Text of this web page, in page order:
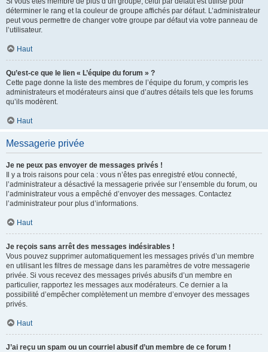
déterminer le rang et la couleur de groupe affichés par défaut. L’administrateur
peut vous permettre de changer votre groupe par défaut via votre panneau de
l’utilisateur.
Haut
Qu’est-ce que le lien « L’équipe du forum » ?
Cette page donne la liste des membres de l’équipe du forum, y compris les
administrateurs et modérateurs ainsi que d’autres détails tels que les forums
qu’ils modèrent.
Haut
Messagerie privée
Je ne peux pas envoyer de messages privés !
Il y a trois raisons pour cela : vous n’êtes pas enregistré et/ou connecté,
l’administrateur a désactivé la messagerie privée sur l’ensemble du forum, ou
l’administrateur vous a empêché d’envoyer des messages. Contactez
l’administrateur pour plus d’informations.
Haut
Je reçois sans arrêt des messages indésirables !
Vous pouvez supprimer automatiquement les messages privés d’un membre
en utilisant les filtres de message dans les paramètres de votre messagerie
privée. Si vous recevez des messages privés abusifs d’un membre en
particulier, rapportez les messages aux modérateurs. Ce dernier a la
possibilité d’empêcher complètement un membre d’envoyer des messages
privés.
Haut
J’ai reçu un spam ou un courriel abusif d’un membre de ce forum !